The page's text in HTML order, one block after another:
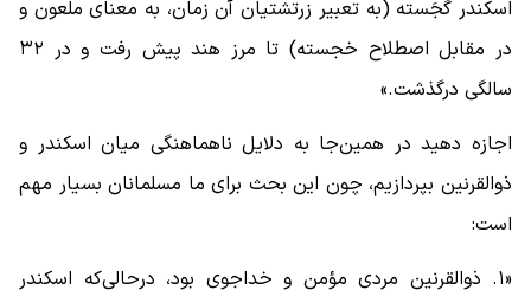
اسکندر گُجَسته (به تعبیر زرتشتیان آن زمان، به معنای ملعون و
در مقابل اصطلاح خجسته) تا مرز هند پیش رفت و در ۳۲
سالگی درگذشت.»
اجازه دهید در همین‌جا به دلایل ناهماهنگی میان اسکندر و
ذوالقرنین بپردازیم، چون این بحث برای ما مسلمانان بسیار مهم
است:
«۱. ذوالقرنین مردی مؤمن و خداجوی بود، درحالی‌که اسکندر